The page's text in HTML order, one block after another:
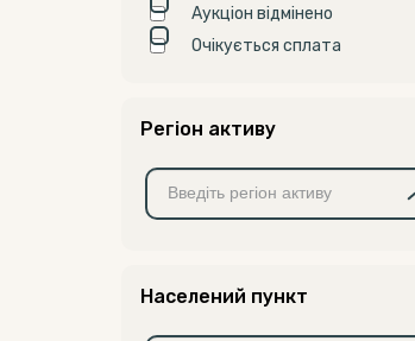
Аукціон відмінено
Очікується сплата
Регіон активу
Населений пункт